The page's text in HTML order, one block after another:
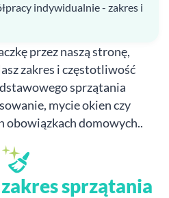
indywidualnie - zakres i
przez naszą stronę,
zakres i częstotliwość
sprzątania
mycie okien czy
obowiązkach domowych..
zakres sprzątania